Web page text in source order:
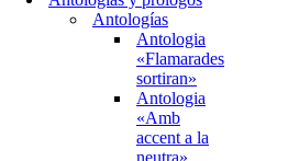
Antologías
Antologia
«Flamarades
sortiran»
Antologia
«Amb
accent a la
neutra»